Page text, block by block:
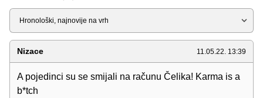
Sortiraj
Nizace 11.05.22. 13:39
A pojedinci su se smijali na računu Čelika! Karma is a
b*tch